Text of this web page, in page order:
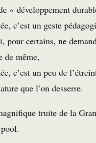
« développement
c’est un geste
pour certains, ne
de même,
c’est un peu de
que l’on desserre.
truite de la